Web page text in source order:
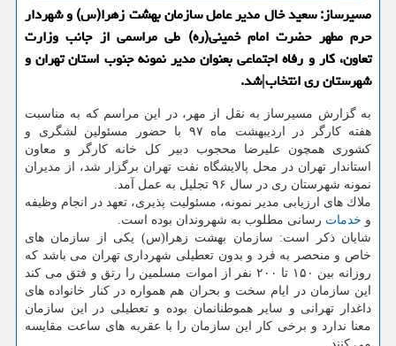
مسیرساز: سعید خال مدیر عامل سازمان بهشت زهرا(س) و شهردار
حرم مطهر حضرت امام خمینی(ره) طی مراسمی از جانب وزارت
تعاون، كار و رفاه اجتماعی بعنوان مدیر نمونه جنوب استان تهران و
شهرستان ری انتخاب|شد.
به گزارش مسیرساز به نقل از مهر، در این مراسم كه به مناسبت
هفته كارگر در اردیبهشت ماه ۹۷ با حضور مسئولین لشگری و
كشوری همچون علیرضا محجوب دبیر كل خانه كارگر و معاون
استاندار تهران در محل پالایشگاه نفت تهران برگزار شد، از مدیران
نمونه شهرستان ری در سال ۹۶ تجلیل به عمل آمد.
ملاك های ارزیابی مدیر نمونه، مسئولیت پذیری، تعهد در انجام وظیفه
و خدمات رسانی مطلوب به شهروندان بوده است.
شایان ذكر است: سازمان بهشت زهرا(س) یكی از سازمان های
خاص و منحصر به فرد و بدون تعطیلی شهرداری تهران می باشد كه
روزانه بین ۱۵۰ تا ۲۰۰ نفر از اموات مسلمین را رتق و فتق می كند
این سازمان در ایام سخت و بحران هم همواره در كنار خانواده های
داغدار تهرانی و سایر هموطنانمان بوده و تعطیلی در این سازمان
معنا ندارد و برخی كار این سازمان را با عقربه های ساعت مقایسه